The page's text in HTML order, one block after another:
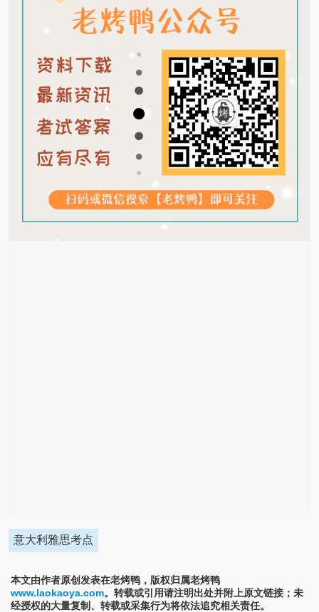
意大利雅思考点
本文由作者原创发表在老烤鸭，版权归属老烤鸭
www.laokaoya.com。转载或引用请注明出处并附上原文链接；未
经授权的大量复制、转载或采集行为将依法追究相关责任。